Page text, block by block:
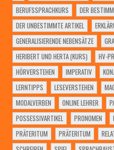
BERUFSSPRACHKURS
DER
DER UNBESTIMMTE ARTIKEL
GENERALISIERENDE NEBENSÄTZE
HERIBERT UND HERTA (KURS)
HV-
HÖRVERSTEHEN
IMPERATIV
LERNTIPPS
LESEVERSTEHEN
MODALVERBEN
ONLINE LEHRER
POSSESSIVARTIKEL
PRONOMEN
PRÄTERITUM
PRÄTERITUM